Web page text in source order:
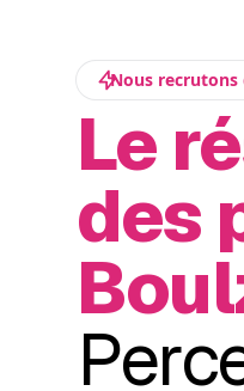
Nous recrutons
Le
des